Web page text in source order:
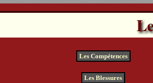
Les Compétences
Les Blessures